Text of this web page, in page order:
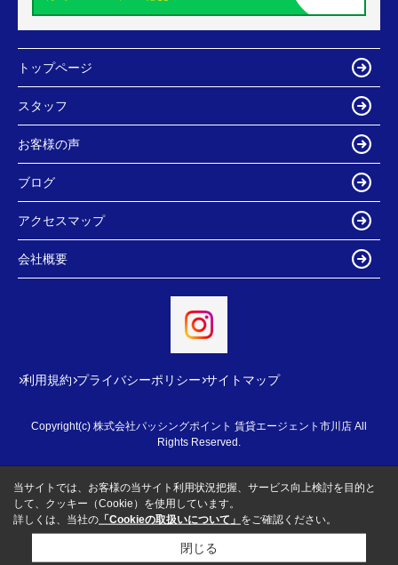
トップページ
スタッフ
お客様の声
ブログ
アクセスマップ
会社概要
利用規約 プライバシーポリシー サイトマップ
Copyright(c) 株式会社パッシングポイント 賃貸エージェント市川店 All
Rights Reserved.
当サイトでは、お客様の当サイト利用状況把握、サービス向上検討を目的と
して、クッキー（Cookie）を使用しています。
詳しくは、当社の 「Cookieの取扱いについて」 をご確認ください。
閉じる